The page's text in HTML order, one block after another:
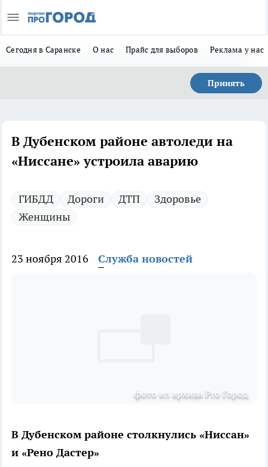
Сегодня в Саранске О нас Прайс для выборов Реклама у нас
Принять
В Дубенском районе автоледи на
«Ниссане» устроила аварию
ГИБДД Дороги ДТП
Здоровье
Женщины
23 ноября 2016 Служба новостей
фото из архива Pro Город
В Дубенском районе столкнулись «Ниссан»
и «Рено Дастер»